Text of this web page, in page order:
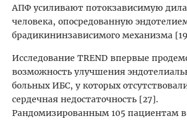
АПФ усиливают потокзависимую
человека, опосредованную
брадикининзависимого механизма
Исследование TREND впервые
возможность улучшения
больных ИБС, у которых
сердечная недостаточность [27].
Рандомизированным 105 пациентам в